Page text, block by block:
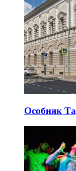
Особняк